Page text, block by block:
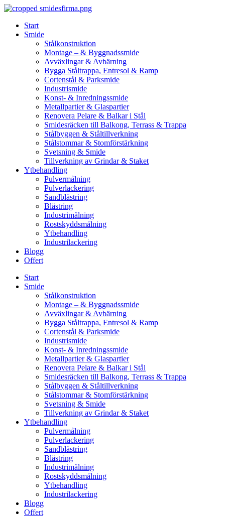
Skip
contentStart
Smide
Stålkonstruktion
Montage – & Byggnadssmide
Avväxlingar & Avbärning
Bygga Ståltrappa, Entresol & Ramp
Cortenstål & Parksmide
Industrismide
Konst- & Inredningssmide
Metallpartier & Glaspartier
Renovera Pelare & Balkar i Stål
Smidesräcken till Balkong, Terrass & Trappa
Stålbyggen & Ståltillverkning
Stålstommar & Stomförstärkning
Svetsning & Smide
Tillverkning av Grindar & Staket
Ytbehandling
Pulvermålning
Pulverlackering
Sandblästring
Blästring
Industrimålning
Rostskyddsmålning
Ytbehandling
Industrilackering
Blogg
Offert
Start
Smide
Stålkonstruktion
Montage – & Byggnadssmide
Avväxlingar & Avbärning
Bygga Ståltrappa, Entresol & Ramp
Cortenstål & Parksmide
Industrismide
Konst- & Inredningssmide
Metallpartier & Glaspartier
Renovera Pelare & Balkar i Stål
Smidesräcken till Balkong, Terrass & Trappa
Stålbyggen & Ståltillverkning
Stålstommar & Stomförstärkning
Svetsning & Smide
Tillverkning av Grindar & Staket
Ytbehandling
Pulvermålning
Pulverlackering
Sandblästring
Blästring
Industrimålning
Rostskyddsmålning
Ytbehandling
Industrilackering
Blogg
Offert